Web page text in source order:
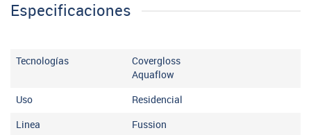
Especificaciones
Tecnologías
Covergloss
Aquaflow
Uso Residencial
Linea Fussion